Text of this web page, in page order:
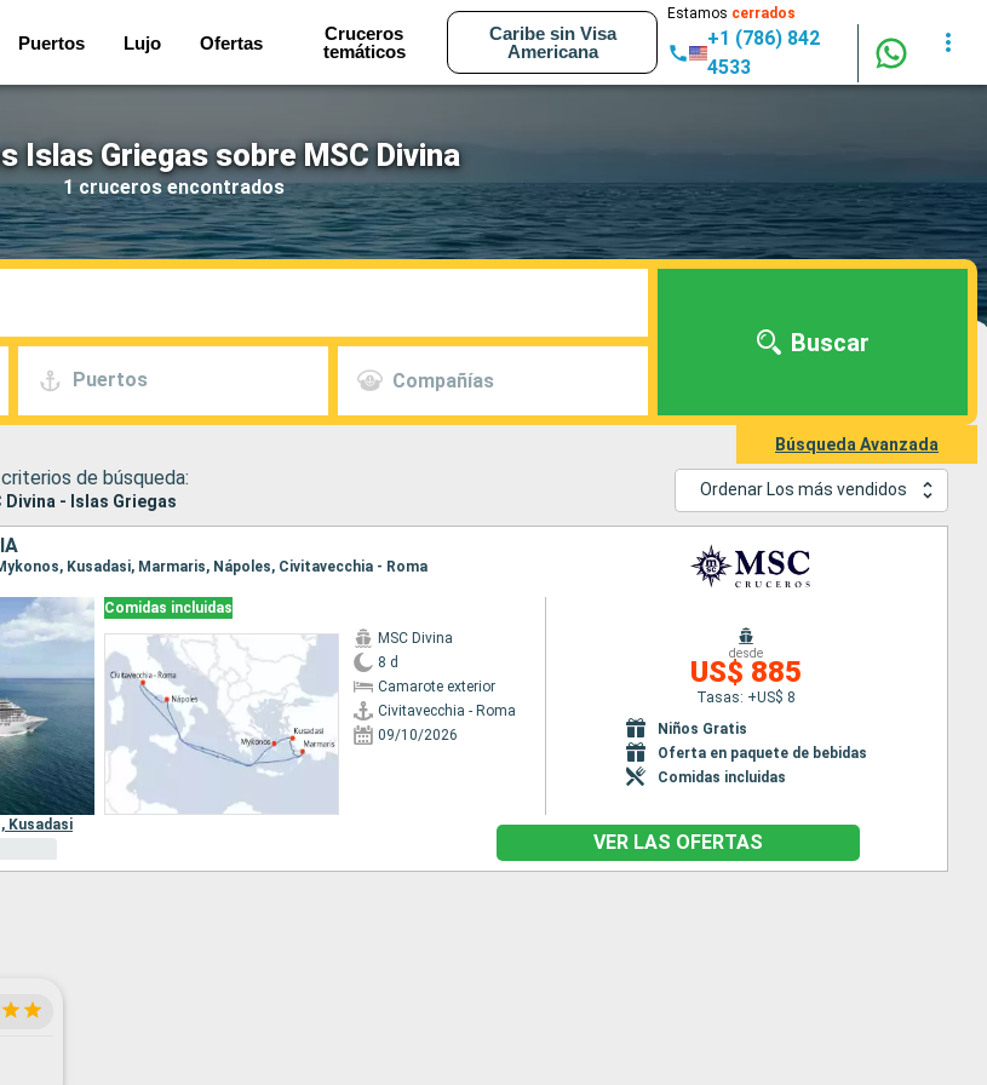
Puertos Lujo Ofertas
Cruceros
temáticos
Caribe sin Visa
Americana
Estamos cerrados
+1 (786) 842
4533
Islas Griegas sobre MSC Divina
1 cruceros encontrados
Puertos Compañías
Buscar
Búsqueda Avanzada
de búsqueda:
Divina - Islas Griegas
Ordenar Los más vendidos
Kusadasi, Marmaris, Nápoles, Civitavecchia - Roma
Comidas incluidas
MSC Divina
8 d
Camarote exterior
Civitavecchia - Roma
09/10/2026
desde
US$ 885
Tasas: +US$ 8
Niños Gratis
Oferta en paquete de bebidas
Comidas incluidas
Kusadasi
VER LAS OFERTAS